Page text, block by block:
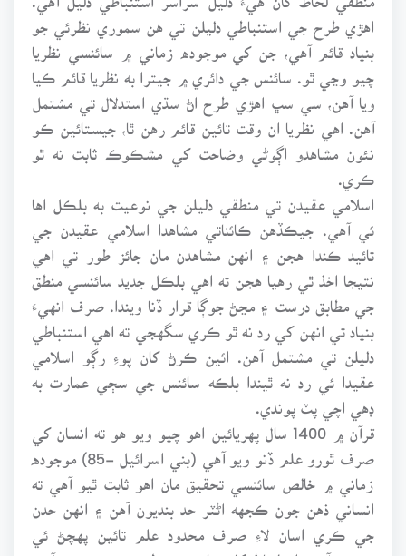
اهڙي طرح جي استنباطي دليلن تي هن سموري نظرئي جو
بنياد قائم آهي، جن کي موجوده زماني ۾ سائنسي نظريا
چيو وڃي ٿو. سائنس جي دائري ۾ جيترا به نظريا قائم ڪيا
ويا آهن، سي سڀ اهڙي طرح اڻ سڌي استدلال تي مشتمل
آهن. اهي نظريا ان وقت تائين قائم رهن ٿا، جيستائين ڪو
نئون مشاهدو اڳوڻي وضاحت کي مشڪوڪ ثابت نه ٿو
اسلامي عقيدن تي منطقي دليلن جي نوعيت به بلڪل اها
ئي آهي. جيڪڏهن ڪائناتي مشاهدا اسلامي عقيدن جي
تائيد ڪندا هجن ۽ انهن مشاهدن مان جائز طور تي اهي
نتيجا اخذ ٿي رهيا هجن ته اهي بلڪل جديد سائنسي منطق
جي مطابق درست ۽ مڃڻ جوڳا قرار ڏنا ويندا. صرف انهيءَ
بنياد تي انهن کي رد نه ٿو ڪري سگهجي ته اهي استنباطي
دليلن تي مشتمل آهن. ائين ڪرڻ کان پوءِ رڳو اسلامي
عقيدا ئي رد نه ٿيندا بلڪه سائنس جي سڄي عمارت به
ڊهي اچي پٽ پوندي.
قرآن ۾ 1400 سال پهريائين اهو چيو ويو هو ته انسان کي
صرف ٿورو علم ڏنو ويو آهي (بني اسرائيل -85) موجوده
زماني ۾ خالص سائنسي تحقيق مان اهو ثابت ٿيو آهي ته
انساني ذهن جون ڪجهه اڻٽر حد بنديون آهن ۽ انهن حدن
جي ڪري اسان لاءِ صرف محدود علم تائين پهچڻ ئي
ممڪن آهي. ان لحاظ کان سائنسي منطق جو هيءَ چوڻ آهي